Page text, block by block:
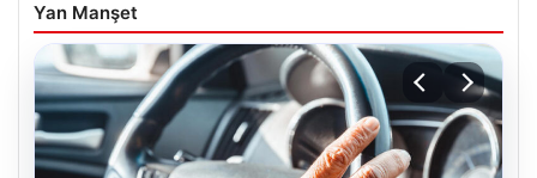
Yan Manşet